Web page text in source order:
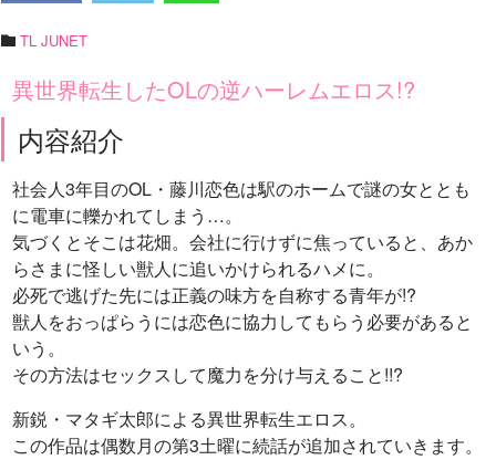
TL JUNET
異世界転生したOLの逆ハーレムエロス!?
内容紹介
社会人3年目のOL・藤川恋色は駅のホームで謎の女ととも
に電車に轢かれてしまう…。
気づくとそこは花畑。会社に行けずに焦っていると、あか
らさまに怪しい獣人に追いかけられるハメに。
必死で逃げた先には正義の味方を自称する青年が!?
獣人をおっぱらうには恋色に協力してもらう必要があると
いう。
その方法はセックスして魔力を分け与えること!!?
新鋭・マタギ太郎による異世界転生エロス。
この作品は偶数月の第3土曜に続話が追加されていきます。